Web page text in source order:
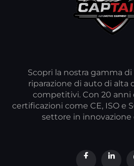
Scopri la nostra gamma
riparazione di auto di alta
competitivi. Con 20 anni
certificazioni come CE, ISO e
settore in innovazione